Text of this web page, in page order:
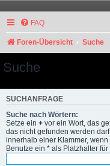
FAQ
Foren-Übersicht Suche
Suche
SUCHANFRAGE
Suche nach Wörtern:
Setze ein + vor ein Wort, das
das nicht gefunden werden
innerhalb einer Klammer,
Benutze ein * als Platzhalter